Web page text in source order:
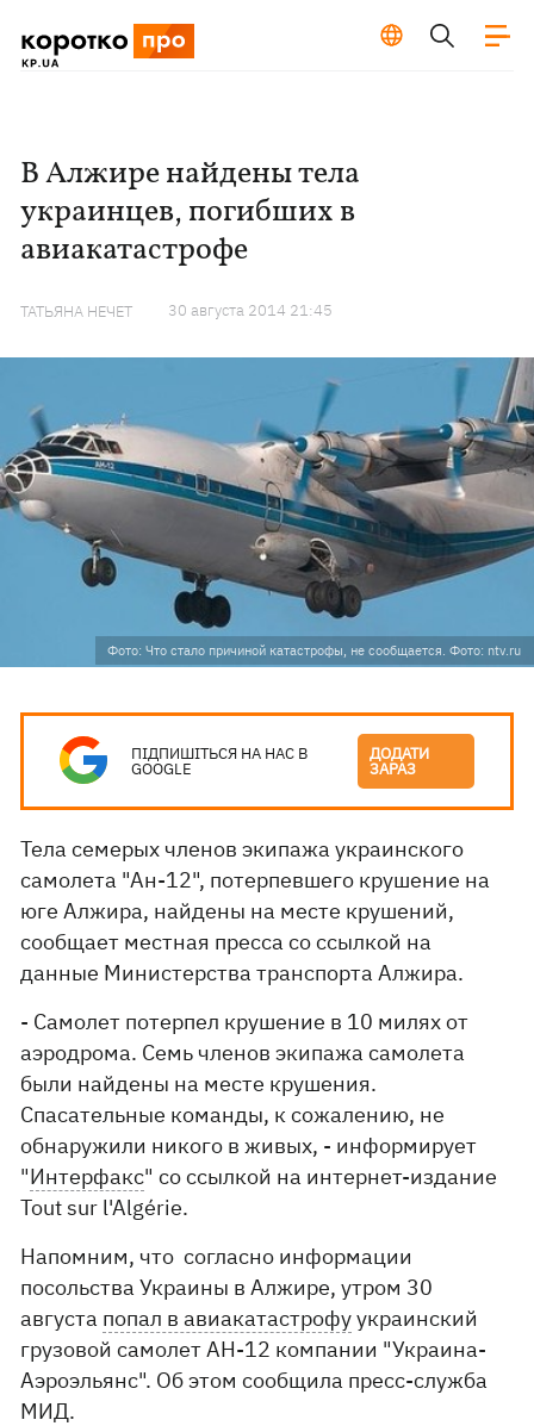
В Алжире найдены тела
украинцев, погибших в
авиакатастрофе
ТАТЬЯНА НЕЧЕТ 30 августа 2014 21:45
Фото: Что стало причиной катастрофы, не сообщается. Фото: ntv.ru
ПІДПИШІТЬСЯ НА НАС В
GOOGLE
ДОДАТИ
ЗАРАЗ
Тела семерых членов экипажа украинского
самолета "Ан-12", потерпевшего крушение на
юге Алжира, найдены на месте крушений,
сообщает местная пресса со ссылкой на
данные Министерства транспорта Алжира.
- Самолет потерпел крушение в 10 милях от
аэродрома. Семь членов экипажа самолета
были найдены на месте крушения.
Спасательные команды, к сожалению, не
обнаружили никого в живых, - информирует
"Интерфакс" со ссылкой на интернет-издание
Tout sur l'Algérie.
Напомним, что согласно информации
посольства Украины в Алжире, утром 30
августа попал в авиакатастрофуукраинский
грузовой самолет АН-12 компании "Украина-
Аэроэльянс". Об этом сообщила пресс-служба
МИД.